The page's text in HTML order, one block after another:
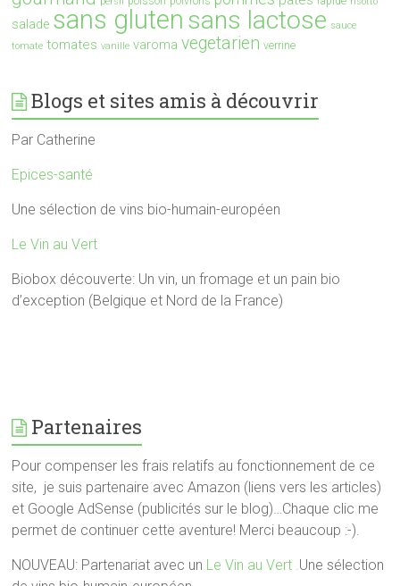
salade sans gluten sans lactose sauce
tomate tomates vanille varoma vegetarien verrine
Blogs et sites amis à découvrir
Par Catherine
Epices-santé
Une sélection de vins bio-humain-européen
Le Vin au Vert
Biobox découverte: Un vin, un fromage et un pain bio
d’exception (Belgique et Nord de la France)
Partenaires
Pour compenser les frais relatifs au fonctionnement de ce
site, je suis partenaire avec Amazon (liens vers les articles)
et Google AdSense (publicités sur le blog)…Chaque clic me
permet de continuer cette aventure! Merci beaucoup :-).
NOUVEAU: Partenariat avec un Le Vin au Vert .Une sélection